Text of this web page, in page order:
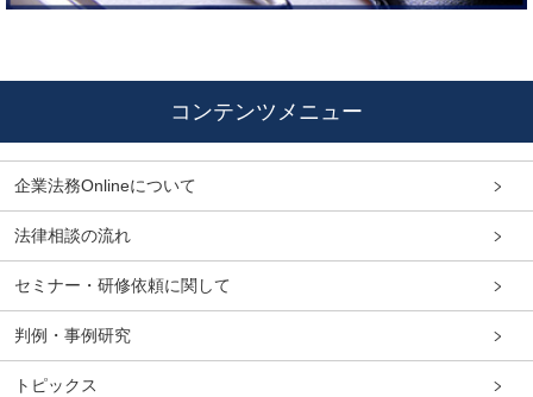
コンテンツメニュー
企業法務Onlineについて
法律相談の流れ
セミナー・研修依頼に関して
判例・事例研究
トピックス